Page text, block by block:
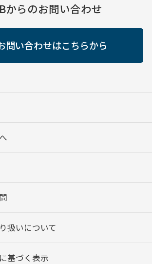
からのお問い合わせ
問い合わせはこちらから
扱いについて
基づく表示